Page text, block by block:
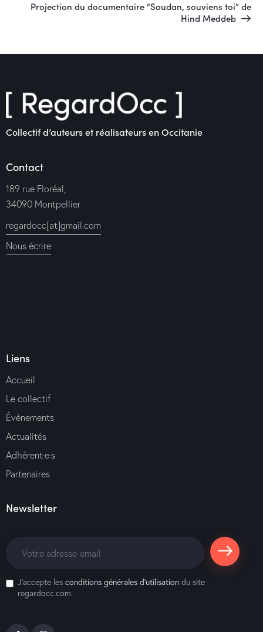
Projection du documentaire “Soudan, souviens toi” de
Hind Meddeb
Collectif d’auteurs et réalisateurs en Occitanie
Contact
189 rue Floréal,
34090 Montpellier
regardocc[at]gmail.com
Nous écrire
Liens
Accueil
Le collectif
Évènements
Actualités
Adhérent·e·s
Partenaires
Newsletter
S'abonne
J'accepte les conditions générales d’utilisation du site
regardocc.com.